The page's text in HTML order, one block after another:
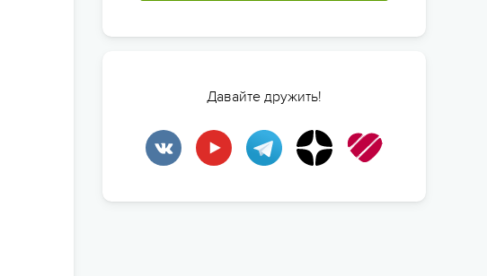
Давайте дружить!